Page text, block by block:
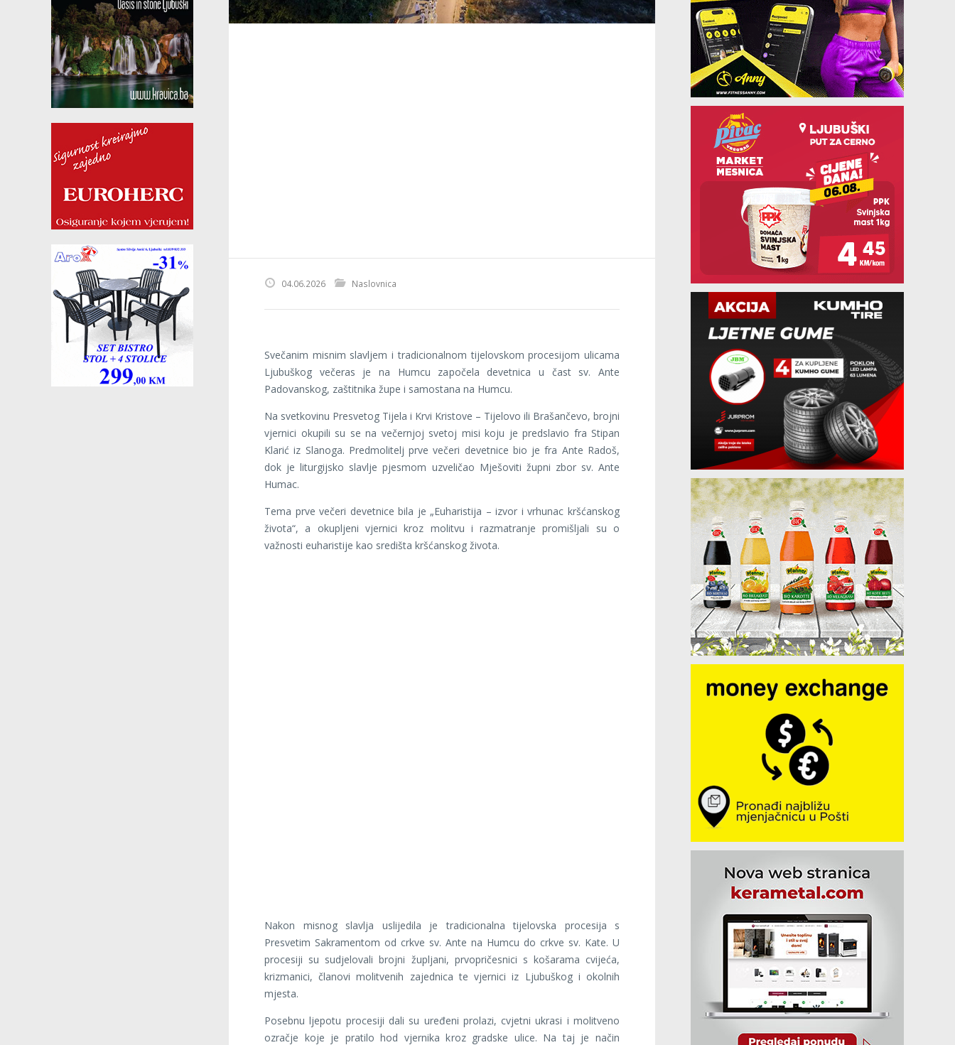
04.06.2026 Naslovnica
Svečanim misnim slavljem i tradicionalnom tijelovskom procesijom ulicama
Ljubuškog večeras je na Humcu započela devetnica u čast sv. Ante
Padovanskog, zaštitnika župe i samostana na Humcu.
Na svetkovinu Presvetog Tijela i Krvi Kristove – Tijelovo ili Brašančevo, brojni
vjernici okupili su se na večernjoj svetoj misi koju je predslavio fra Stipan
Klarić iz Slanoga. Predmolitelj prve večeri devetnice bio je fra Ante Radoš,
dok je liturgijsko slavlje pjesmom uzveličao Mješoviti župni zbor sv. Ante
Humac.
Tema prve večeri devetnice bila je „Euharistija – izvor i vrhunac kršćanskog
života“, a okupljeni vjernici kroz molitvu i razmatranje promišljali su o
važnosti euharistije kao središta kršćanskog života.
Nakon misnog slavlja uslijedila je tradicionalna tijelovska procesija s
Presvetim Sakramentom od crkve sv. Ante na Humcu do crkve sv. Kate. U
procesiji su sudjelovali brojni župljani, prvopričesnici s košarama cvijeća,
krizmanici, članovi molitvenih zajednica te vjernici iz Ljubuškog i okolnih
mjesta.
Posebnu ljepotu procesiji dali su uređeni prolazi, cvjetni ukrasi i molitveno
ozračje koje je pratilo hod vjernika kroz gradske ulice. Na taj je način